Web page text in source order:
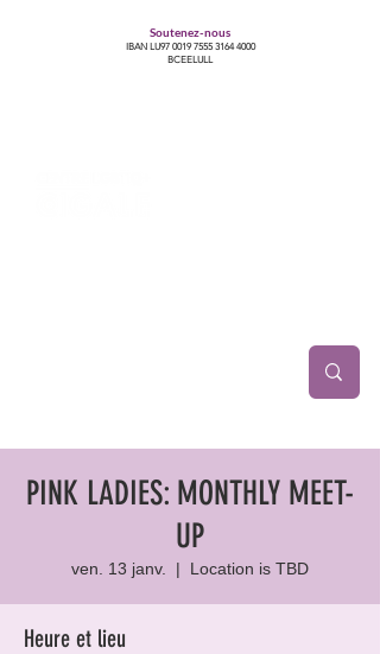
Soutenez-nous
IBAN LU97 0019 7555 3164 4000
BCEELULL
PINK LADIES: MONTHLY MEET-
UP
ven. 13 janv.
  |
Location is TBD
Heure et lieu